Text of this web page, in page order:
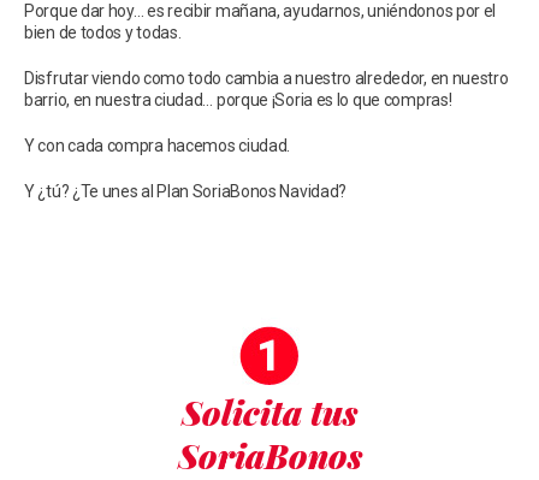
Porque dar hoy… es recibir mañana, ayudarnos, uniéndonos por el
bien de todos y todas.
Disfrutar viendo como todo cambia a nuestro alrededor, en nuestro
barrio, en nuestra ciudad… porque ¡Soria es lo que compras!
Y con cada compra hacemos ciudad.
Y ¿tú? ¿Te unes al Plan SoriaBonos Navidad?
Solicita tus
SoriaBonos